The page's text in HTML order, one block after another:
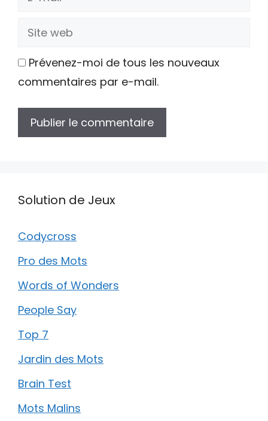
Site
Prévenez-moi de tous les nouveaux
commentaires par e-mail.
Solution de Jeux
Codycross
Pro des Mots
Words of Wonders
People Say
Top 7
Jardin des Mots
Brain Test
Mots Malins